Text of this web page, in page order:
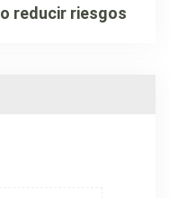
reducir riesgos